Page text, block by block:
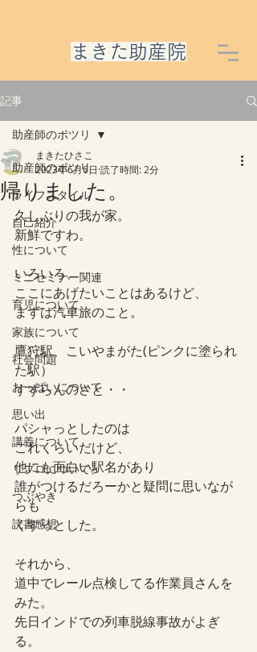
​まきた助産院
記事
助産師のポツリ
ライフスタイル
自己紹介
性について
ミニセミナー関連
育児について
家族について
社会問題
おっぱいについて
思い出
講義について
リプロについて。
つぶやき
読書感想
助産師のポツリ
帰りました。
まきたひさこ
2023年6月6日 読了時間: 2分
久しぶりの我が家。
新鮮ですわ。
いろいろ、
ここにあげたいことはあるけど、
まずは汽車旅のこと。
鷹狩駅、こいやまがた(ピンクに塗られ
た駅）
すずらんのさと・・
パシャっとしたのは
これくらいだけど、
他にも面白い駅名があり
誰がつけるだろーかと疑問に思いなが
らも
くすっとした。
それから、
道中でレール点検してる作業員さんを
みた。
先日インドでの列車脱線事故がよぎ
る。